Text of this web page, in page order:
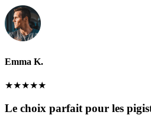
Emma K.
★★★★★
Le choix parfait pour les